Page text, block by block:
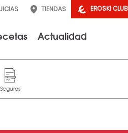
EROSKI CLUB
TIENDAS
Actualidad